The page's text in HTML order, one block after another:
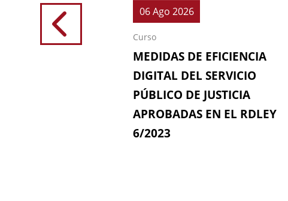
06 Ago 2026
Curso
MEDIDAS DE EFICIENCIA
DIGITAL DEL SERVICIO
PÚBLICO DE JUSTICIA
APROBADAS EN EL RDLEY
6/2023